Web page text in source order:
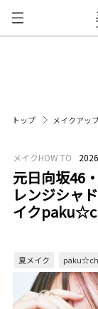
トップ メイクアッ
メイクHOW TO
元日向坂46
レンジシャ
イク
夏メイク